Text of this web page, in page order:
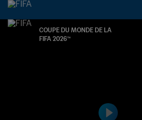
COUPE DU MONDE DE LA
FIFA 2026™